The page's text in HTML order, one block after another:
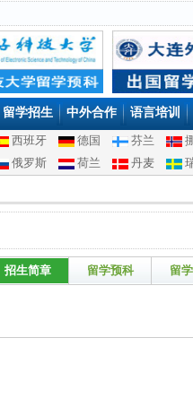
留学招生 中外合作 语言培训
西班牙 德国 芬兰
俄罗斯 荷兰 丹麦
招生简章 留学预科 留